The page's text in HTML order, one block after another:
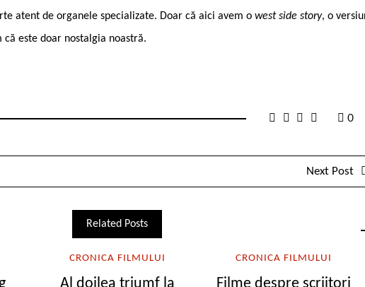
atent de organele specializate. Doar că aici avem o west side story, o
este doar nostalgia noastră.
0
Next Post
Related Posts
CRONICA FILMULUI CRONICA FILMULUI